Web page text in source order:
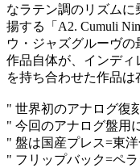
なラテン調のリズム
揚する「A2. Cumuli
ウ・ジャズグルーヴの
作品自体が、インデ
を持ち合わせた作品
" 世界初のアナログ復刻
" 今回のアナログ盤用
" 盤は国産プレス=東
" フリップバック=ペ